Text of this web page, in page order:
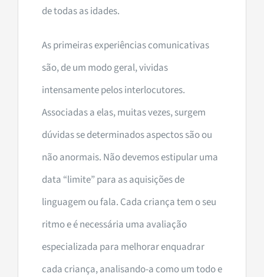
de todas as idades.
As primeiras experiências comunicativas
são, de um modo geral, vividas
intensamente pelos interlocutores.
Associadas a elas, muitas vezes, surgem
dúvidas se determinados aspectos são ou
não anormais. Não devemos estipular uma
data “limite” para as aquisições de
linguagem ou fala. Cada criança tem o seu
ritmo e é necessária uma avaliação
especializada para melhorar enquadrar
cada criança, analisando-a como um todo e